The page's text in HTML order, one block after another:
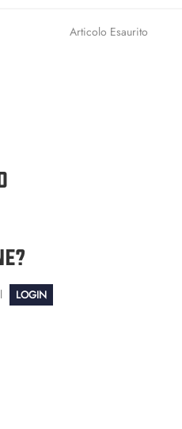
Articolo Esaurito
LOGIN